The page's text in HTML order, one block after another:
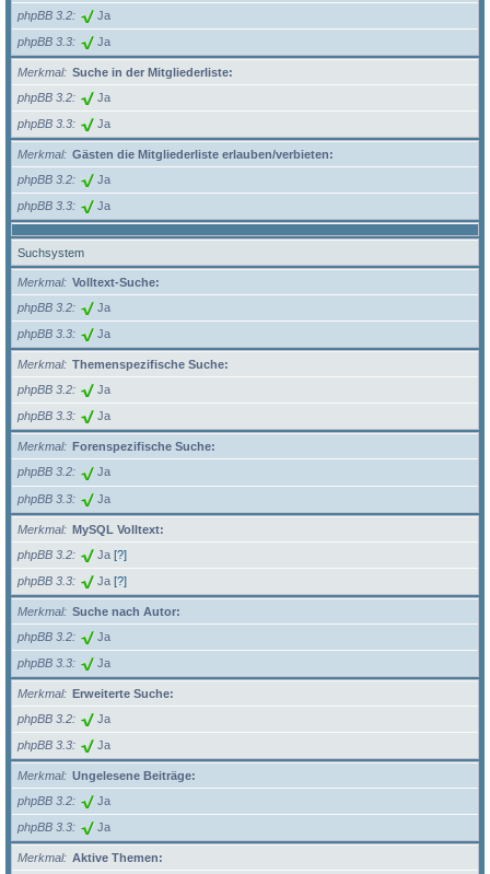
phpBB 3.2
Ja
phpBB 3.3 Ja
Merkmal
Suche in der Mitgliederliste:
phpBB 3.2
Ja
phpBB 3.3 Ja
Merkmal
Gästen die Mitgliederliste erlauben/verbieten:
phpBB 3.2
Ja
phpBB 3.3 Ja
Suchsystem
Merkmal
Volltext-Suche:
phpBB 3.2
Ja
phpBB 3.3 Ja
Merkmal
Themenspezifische Suche:
phpBB 3.2
Ja
phpBB 3.3 Ja
Merkmal
Forenspezifische Suche:
phpBB 3.2
Ja
phpBB 3.3 Ja
Merkmal
MySQL Volltext:
phpBB 3.2
Ja [?]
phpBB 3.3 Ja [?]
Merkmal
Suche nach Autor:
phpBB 3.2
Ja
phpBB 3.3 Ja
Merkmal
Erweiterte Suche:
phpBB 3.2
Ja
phpBB 3.3 Ja
Merkmal
Ungelesene Beiträge:
phpBB 3.2
Ja
phpBB 3.3 Ja
Merkmal
Aktive Themen: